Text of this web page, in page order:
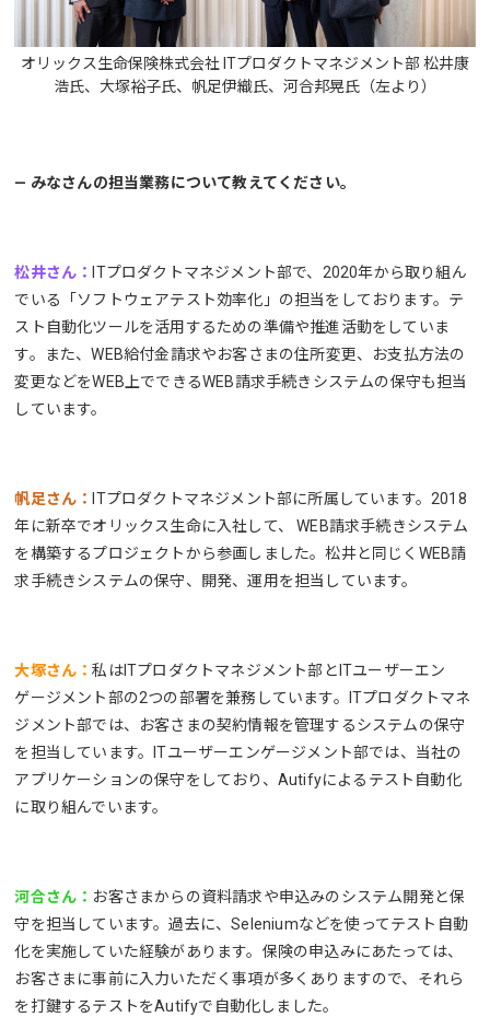
オリックス生命保険株式会社 ITプロダクトマネジメント部 松井康
浩氏、大塚裕子氏、帆足伊織氏、河合邦晃氏（左より）
— みなさんの担当業務について教えてください。
松井さん： ITプロダクトマネジメント部で、2020年から取り組ん
でいる「ソフトウェアテスト効率化」の担当をしております。テ
スト自動化ツールを活用するための準備や推進活動をしていま
す。また、WEB給付金請求やお客さまの住所変更、お支払方法の
変更などをWEB上でできるWEB請求手続きシステムの保守も担当
しています。
帆足さん： ITプロダクトマネジメント部に所属しています。2018
年に新卒でオリックス生命に入社して、 WEB請求手続きシステム
を構築するプロジェクトから参画しました。松井と同じくWEB請
求手続きシステムの保守、開発、運用を担当しています。
大塚さん：私はITプロダクトマネジメント部とITユーザーエン
ゲージメント部の2つの部署を兼務しています。ITプロダクトマネ
ジメント部では、お客さまの契約情報を管理するシステムの保守
を担当しています。ITユーザーエンゲージメント部では、当社の
アプリケーションの保守をしており、Autifyによるテスト自動化
に取り組んでいます。
河合さん： お客さまからの資料請求や申込みのシステム開発と保
守を担当しています。過去に、Seleniumなどを使ってテスト自動
化を実施していた経験があります。保険の申込みにあたっては、
お客さまに事前に入力いただく事項が多くありますので、それら
を打鍵するテストをAutifyで自動化しました。